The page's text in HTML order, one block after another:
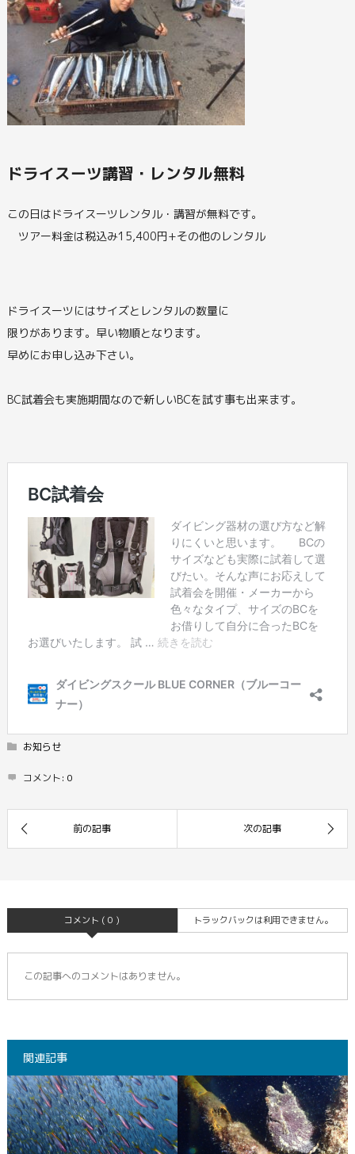
ドライスーツ講習・レンタル無料
この日はドライスーツレンタル・講習が無料です。
ツアー料金は税込み15,400円+その他のレンタル
ドライスーツにはサイズとレンタルの数量に
限りがあります。早い物順となります。
早めにお申し込み下さい。
BC試着会も実施期間なので新しいBCを試す事も出来ます。
お知らせ
コメント: 0
コメント ( 0 ) トラックバックは利用できません。
この記事へのコメントはありません。
関連記事